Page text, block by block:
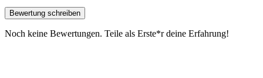
Bewertung schreiben
Noch keine Bewertungen. Teile als Erste*r deine Erfahrung!